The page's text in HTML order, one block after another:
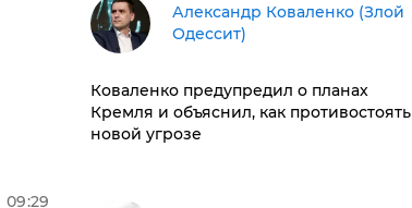
09:29
Александр Коваленко (Злой
Одессит)
Коваленко предупредил о планах
Кремля и объяснил, как противостоять
новой угрозе